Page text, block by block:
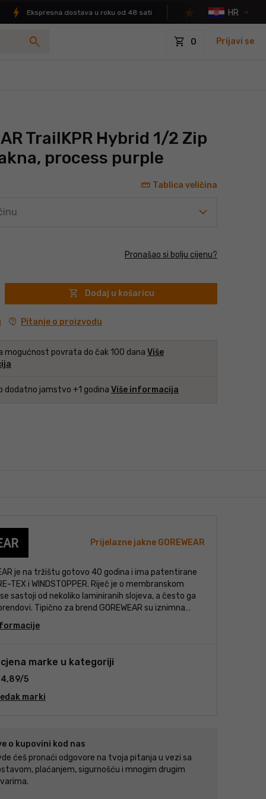
Ekspresna dostava u roku od 48 sati 4.9/5 ocjena
HR
search shopping_cart 0 Prijavi se
TrailKPR Hybrid 1/2 Zip
process purple
straighten Tablica veličina
Pronašao si bolju cijenu?
shopping_cart Dodaj u košaricu
contact_support Pitanje o proizvodu
mogućnost povrata do čak 100 dana Više
dodatno jamstvo +1 godina Više informacija
Prijelazne jakne GOREWEAR
je na tržištu gotovo 40 godina i ima patentirane
TEX i WINDSTOPPER. Riječ je o membranskom
sastoji od nekoliko laminiranih slojeva, a često ga
Tipično za brend GOREWEAR su iznimna
materijala, mogu kombinirati otpornost na vjetar,
prozračnost i istovremeno trajnost. U ponudi će
marke u kategoriji
4,89/5
marki
o kupovini kod nas
ćeš pronaći odgovore na tvoja pitanja u vezi sa
plaćanjem, sigurnošću i mnogim drugim